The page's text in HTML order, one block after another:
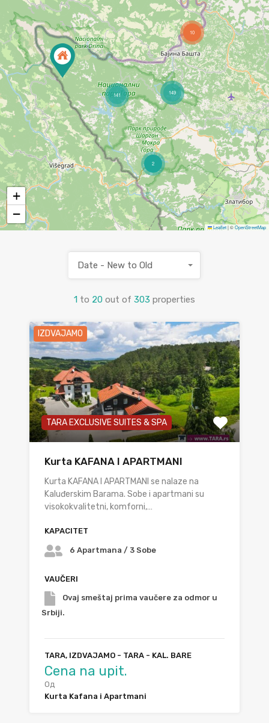
2
10
141 149
+
−
Leaflet|©OpenStreetMap
1 to 20 out of 303 properties
Date - New to Old
IZDVAJAMO
TARA EXCLUSIVE SUITES & SPA
Kurta KAFANA I APARTMANI
Kurta KAFANA I APARTMANI se nalaze na
Kaluđerskim Barama. Sobe i apartmani su
visokokvalitetni, komforni,…
KAPACITET
6 Apartmana / 3 Sobe
VAUČERI
Ovaj smeštaj prima vaučere za odmor u
Srbiji.
TARA, IZDVAJAMO - TARA - KAL. BARE
Cena na upit.
Од
Kurta Kafana i Apartmani